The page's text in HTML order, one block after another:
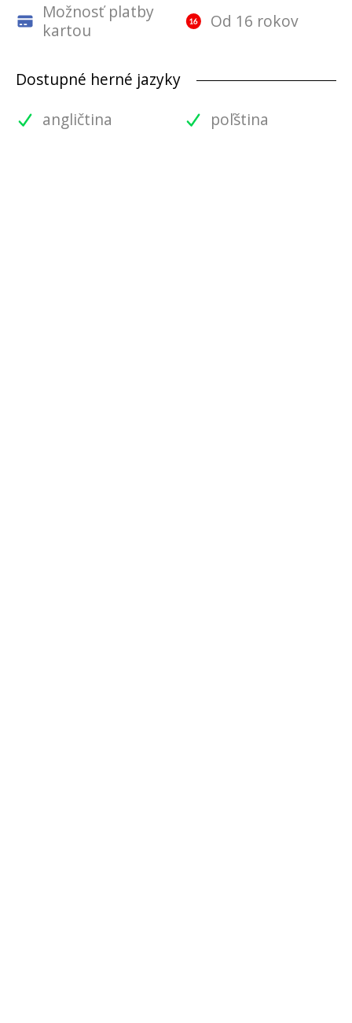
Možnosť platby
kartou
Od 16 rokov
Dostupné herné jazyky
angličtina
poľština